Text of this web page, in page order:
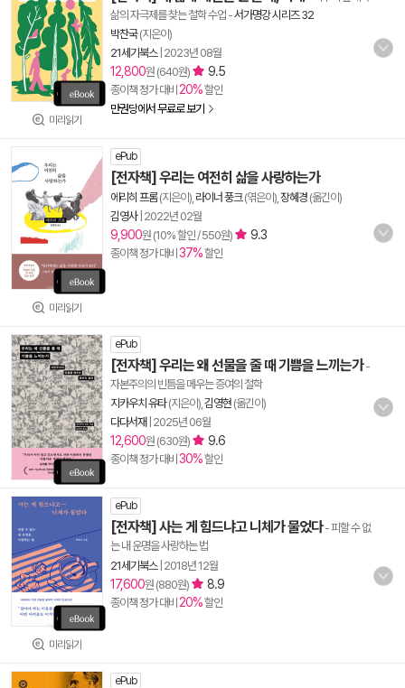
미리읽기
삶의 자극제를 찾는 철학 수업 -서가명강 시리즈 32
박찬국(지은이)
21세기북스| 2023년 08월
12,800원 (640원) 9.5
종이책 정가 대비 20%할인
만권당에서 무료로 보기
미리읽기
ePub
[전자책] 우리는 여전히 삶을 사랑하는가
에리히 프롬(지은이), 라이너 풍크(엮은이), 장혜경 (옮긴이)
김영사| 2022년 02월
9,900원 (10% 할인 / 550원) 9.3
종이책 정가 대비 37%할인
ePub
[전자책] 우리는 왜 선물을 줄 때 기쁨을 느끼는가-
자본주의의 빈틈을 메우는 증여의 철학
지카우치 유타(지은이), 김영현 (옮긴이)
다다서재 2025년 06월
12,600원 (630원) 9.6
종이책 정가 대비 30%할인
미리읽기
ePub
[전자책] 사는 게 힘드냐고 니체가 물었다- 피할 수 없
는 내 운명을 사랑하는 법
21세기북스| 2018년 12월
17,600원 (880원) 8.9
종이책 정가 대비 20%할인
ePub